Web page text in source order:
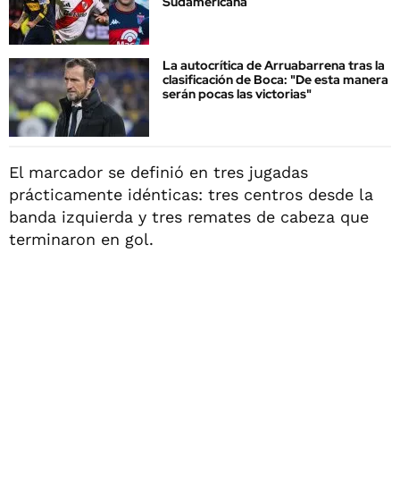
La autocrítica de Arruabarrena tras la
clasificación de Boca: "De esta manera
serán pocas las victorias"
El marcador se definió en tres jugadas
prácticamente idénticas: tres centros desde la
banda izquierda y tres remates de cabeza que
terminaron en gol.